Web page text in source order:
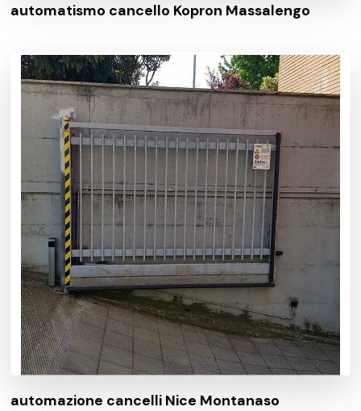
automatismo cancello Kopron Massalengo
automazione cancelli Nice Montanaso